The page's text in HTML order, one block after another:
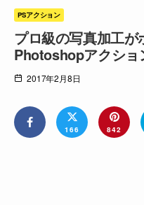
PSアクション
プロ級の写真加工
Photoshopアクショ
2017年2月8日
166 842